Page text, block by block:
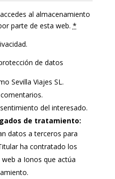
al almacenamiento
parte de esta web. *
de datos
Sevilla Viajes SL.
del interesado.
de tratamiento:
datos a terceros para
ha contratado los
a Ionos que actúa